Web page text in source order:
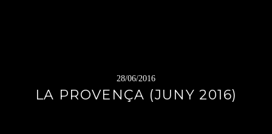
28/06/2016
LA PROVENÇA (JUNY 2016)